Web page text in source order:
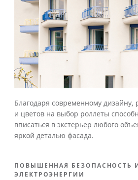
ПОВЫШЕННАЯ БЕЗОПАСНОСТЬ
ЭЛЕКТРОЭНЕРГИИ
Благодаря современному дизайну,
и цветов на выбор роллеты
вписаться в экстерьер любого
яркой деталью фасада.